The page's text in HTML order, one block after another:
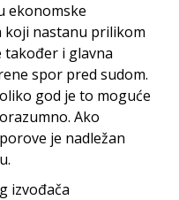
ekonomske
koji nastanu prilikom
također i glavna
spor pred sudom.
god je to moguće
Ako
je nadležan
izvođača